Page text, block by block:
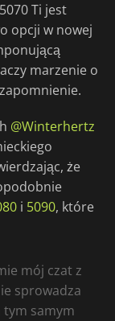
Ti jest
opcji w nowej
marzenie o
@Winterhertz
że
i 5090, które
mój czat z
sprowadza
tym samym